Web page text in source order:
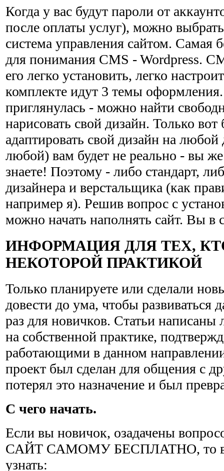
Когда у вас будут пароли от
после оплаты услуг), можно
система управления сайтом. Самая
для понимания CMS - Wordpress.
его легко установить, легко
комплекте идут 3 темы
приглянулась - можно найти
нарисовать свой дизайн. Только вот
адаптировать свой дизайн на
любой) вам будет не реально - вы
знаете! Поэтому - либо стандарт,
дизайнера и верстальщика (как
например я). Решив вопрос с
можно начать наполнять сайт. Вы в
ИНФОРМАЦИЯ ДЛЯ ТЕХ,
НЕКОТОРОЙ ПРАКТИКОЙ
Только планируете или сделали
довести до ума, чтобы развиваться
раз для новичков. Статьи
на собственной практике,
работающими в данном
проект был сделан для общения с
потерял это назначение и был
С чего начать.
Если вы новичок, озадачены
САЙТ САМОМУ БЕСПЛАТНО, то
узнать: